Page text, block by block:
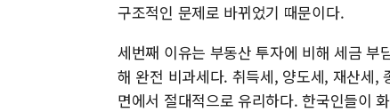
구조적인 문제로 바뀌었기 때문이다.
세번째 이유는 부동산 투자에 비해 세금 부
해 완전 비과세다. 취득세, 양도세, 재산세,
면에서 절대적으로 유리하다. 한국인들이